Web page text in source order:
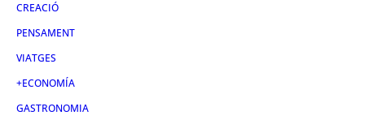
CREACIÓ
PENSAMENT
VIATGES
+ECONOMÍA
GASTRONOMIA